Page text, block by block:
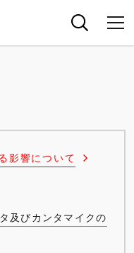
影響について
及びカンタマイクの